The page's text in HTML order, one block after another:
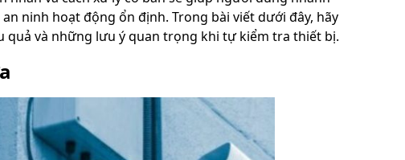
ninh hoạt động ổn định. Trong bài viết dưới đây, hãy
quả và những lưu ý quan trọng khi tự kiểm tra thiết bị.